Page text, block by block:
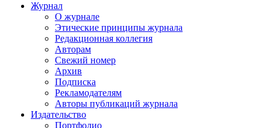
Журнал
О журнале
Этические принципы журнала
Редакционная коллегия
Авторам
Свежий номер
Архив
Подписка
Рекламодателям
Авторы публикаций журнала
Издательство
Портфолио